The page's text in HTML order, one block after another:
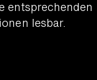
entsprechenden
lesbar.